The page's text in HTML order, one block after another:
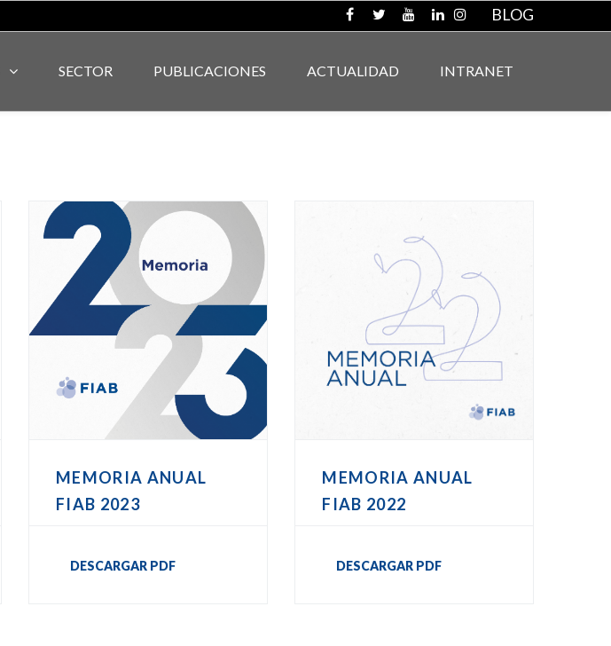
BLOG
SECTOR PUBLICACIONES ACTUALIDAD INTRANET
MEMORIA ANUAL
FIAB 2023
DESCARGAR PDF
MEMORIA ANUAL
FIAB 2022
DESCARGAR PDF